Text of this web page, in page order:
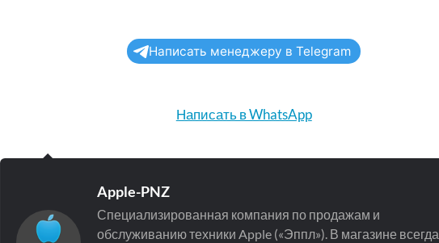
Написать менеджеру в Telegram
Написать в WhatsApp
Apple-PNZ
Специализированная компания по продажам и
обслуживанию техники Apple («Эппл»). В магазине всегда